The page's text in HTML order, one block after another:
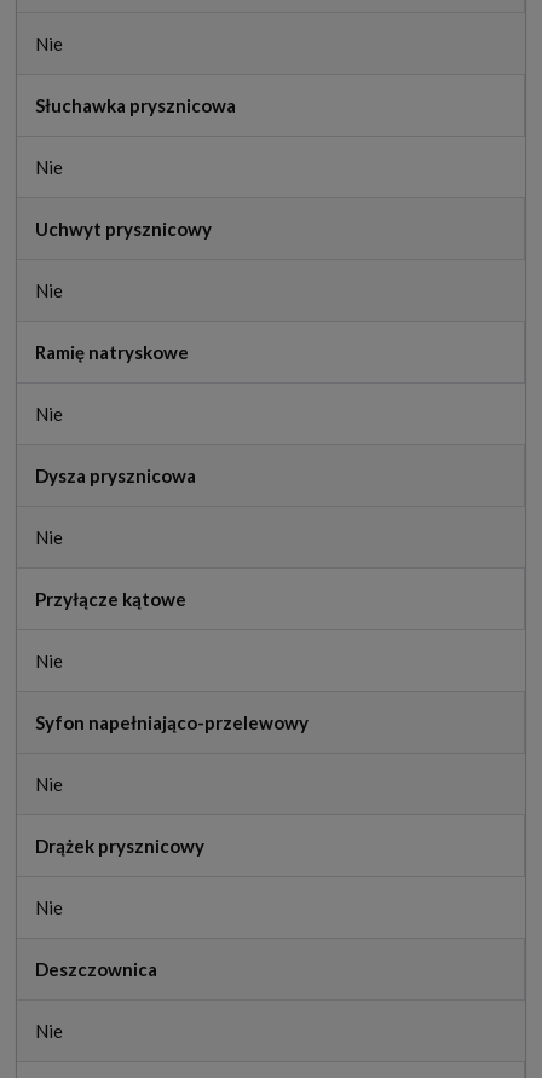
Nie
Słuchawka prysznicowa
Nie
Uchwyt prysznicowy
Nie
Ramię natryskowe
Nie
Dysza prysznicowa
Nie
Przyłącze kątowe
Nie
Syfon napełniająco-przelewowy
Nie
Drążek prysznicowy
Nie
Deszczownica
Nie